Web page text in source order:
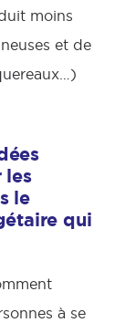
moins
et de
les
le
qui
à se